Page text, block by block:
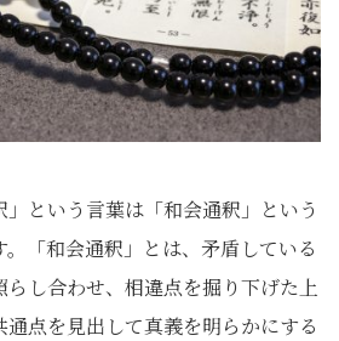
という言葉は「和会通釈」という
「和会通釈」とは、矛盾している
らし合わせ、相違点を掘り下げた上
点を見出して真義を明らかにする